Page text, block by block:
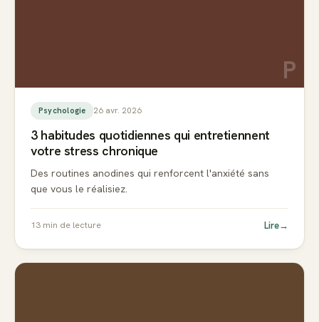
P
Psychologie 26 avr. 2026
3 habitudes quotidiennes qui entretiennent
votre stress chronique
Des routines anodines qui renforcent l'anxiété sans
que vous le réalisiez.
13 min de lecture Lire→